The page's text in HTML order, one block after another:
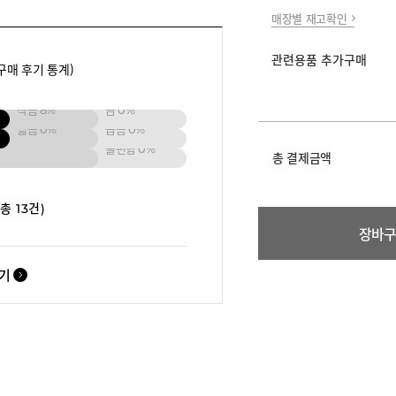
매 후기 통계)
작음8% 큼0%
넓음 0% 좁음0%
불편함 0%
13건)
매장별 재고확인
관련용품 추가구매
총 결제금액
장바